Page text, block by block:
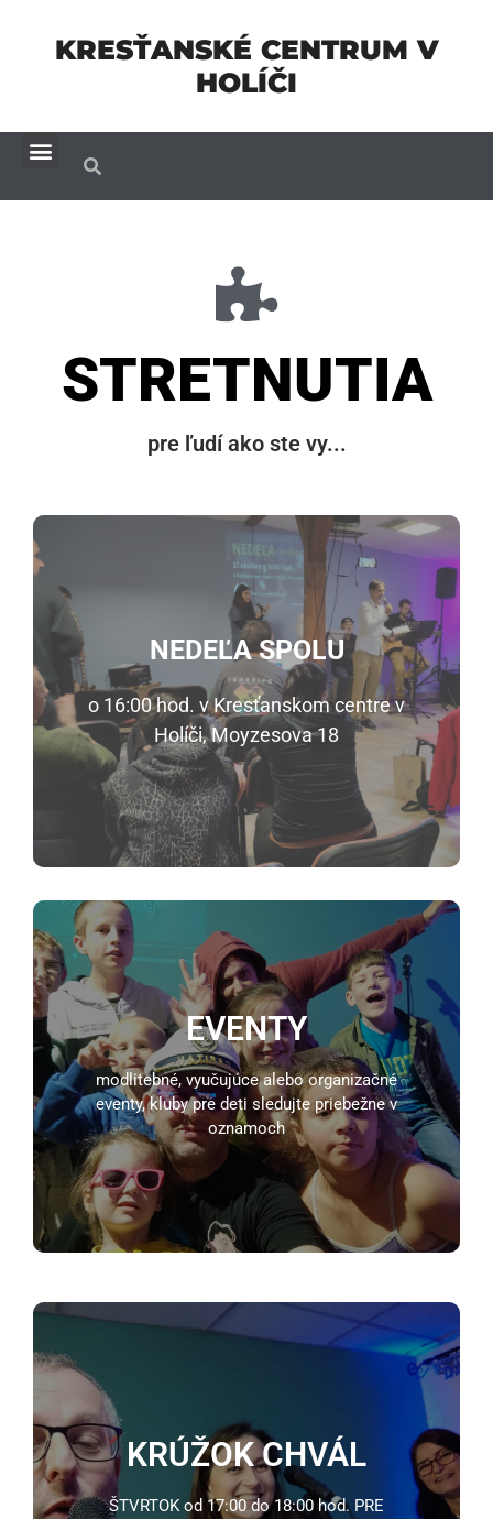
KRESŤANSKÉ CENTRUM V
HOLÍČI
STRETNUTIA
pre ľudí ako ste vy...
NEDEĽA SPOLU
o 16:00 hod. v Kresťanskom centre v
Holíči, Moyzesova 18
Súčasťou bohoslužieb je aj program pre deti.
MAPA
EVENTY
modlitebné, vyučujúce alebo organizačné
eventy, kluby pre deti sledujte priebežne v
oznamoch
plánovanie
KRÚŽOK CHVÁL
ŠTVRTOK od 17:00 do 18:00 hod. PRE